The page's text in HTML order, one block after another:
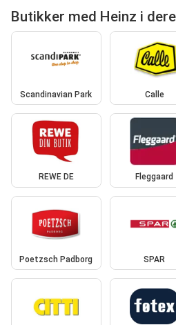
Butikker med Heinz i
Scandinavian Park Calle
REWE DE Fleggaard
Poetzsch Padborg SPAR